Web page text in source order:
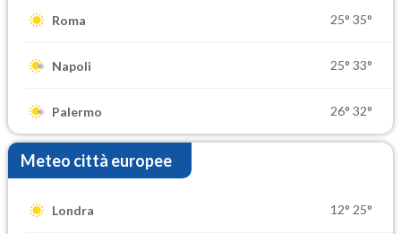
Roma 25° 35°
Napoli 25° 33°
Palermo 26° 32°
Meteo città europee
Londra 12° 25°